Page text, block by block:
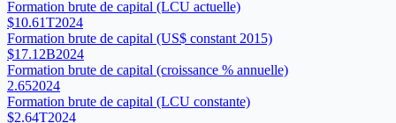
Formation brute de capital (LCU actuelle)
$10.61T2024
Formation brute de capital (US$ constant 2015)
$17.12B2024
Formation brute de capital (croissance % annuelle)
2.652024
Formation brute de capital (LCU constante)
$2.64T2024